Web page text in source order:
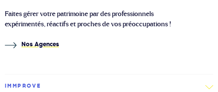
Faites gérer votre patrimoine par des professionnels
expérimentés, réactifs et proches de vos préoccupations !
Nos Agences
IMMPROVE